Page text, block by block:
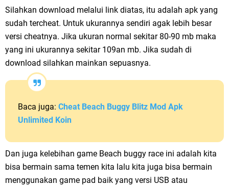
Silahkan download melalui link diatas, itu adalah apk yang
sudah tercheat. Untuk ukurannya sendiri agak lebih besar
versi cheatnya. Jika ukuran normal sekitar 80-90 mb maka
yang ini ukurannya sekitar 109an mb. Jika sudah di
download silahkan mainkan sepuasnya.
Baca juga: Cheat Beach Buggy Blitz Mod Apk
Unlimited Koin
Dan juga kelebihan game Beach buggy race ini adalah kita
bisa bermain sama temen kita lalu kita juga bisa bermain
menggunakan game pad baik yang versi USB atau